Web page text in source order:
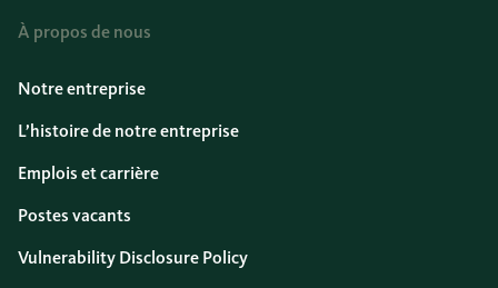
À propos de nous
Notre entreprise
L’histoire de notre entreprise
Emplois et carrière
Postes vacants
Vulnerability Disclosure Policy